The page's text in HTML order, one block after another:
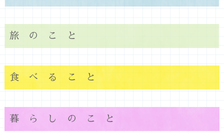
旅のこと
食べること
暮らしのこと